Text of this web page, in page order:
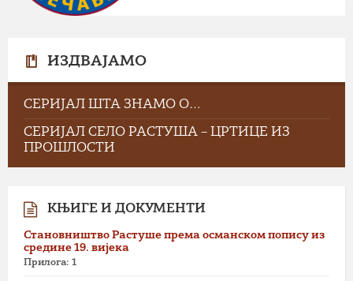
ИЗДВАЈАМО
СЕРИЈАЛ ШТА ЗНАМО О…
СЕРИЈАЛ СЕЛО РАСТУША – ЦРТИЦЕ ИЗ
ПРОШЛОСТИ
КЊИГЕ И ДОКУМЕНТИ
Становништво Растуше према османском попису из
средине 19. вијека
Прилога: 1